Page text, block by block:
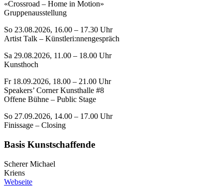
«Crossroad – Home in Motion»
Gruppenausstellung
So 23.08.2026, 16.00 – 17.30 Uhr
Artist Talk – Künstleri:nnengespräch
Sa 29.08.2026, 11.00 – 18.00 Uhr
Kunsthoch
Fr 18.09.2026, 18.00 – 21.00 Uhr
Speakers’ Corner Kunsthalle #8
Offene Bühne – Public Stage
So 27.09.2026, 14.00 – 17.00 Uhr
Finissage – Closing
Basis Kunstschaffende
Scherer Michael
Kriens
Webseite